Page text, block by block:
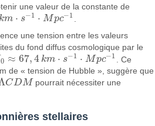
une valeur de la constante de
km ⋅ s−1 ⋅ Mpc−1
s−1· Mpc− 1
une tension entre les valeurs
du fond diffus cosmologique par le
0 ≈ 67, 4 km ⋅ s−1 ⋅ Mpc−1
≈ 67 ,4km·s−1·M pc−1
. Ce
de « tension de Hubble », suggère que
CDM
CDM
pourrait nécessiter une
stellaires